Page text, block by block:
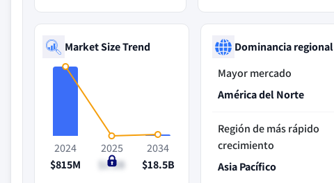
Market Size Trend
2024
$815M
2025
$1.2B
2034
$18.5B
Dominancia regional
Mayor mercado
América del Norte
Región de más rápido
crecimiento
Asia Pacífico